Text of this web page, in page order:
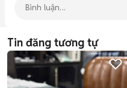
Tin đăng tương tự